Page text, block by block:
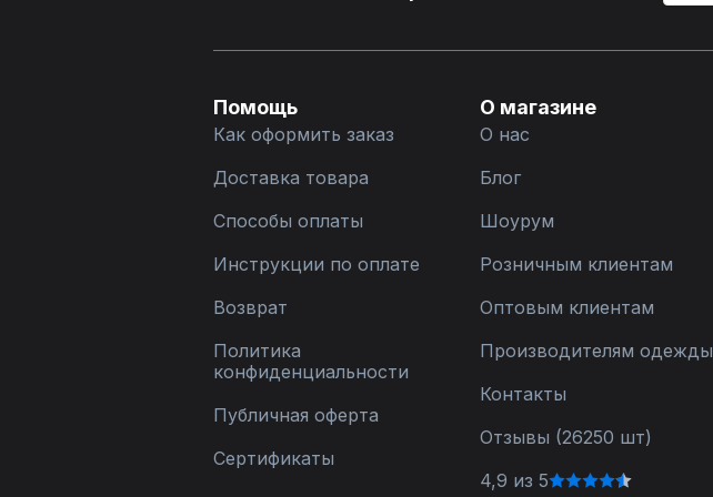
Помощь
Как оформить заказ
Доставка товара
Способы оплаты
Инструкции по оплате
Возврат
Политика
конфиденциальности
Публичная оферта
Сертификаты
О магазине
О нас
Блог
Шоурум
Розничным клиентам
Оптовым клиентам
Производителям одежды
Контакты
Отзывы (26250 шт)
4,9 из 5